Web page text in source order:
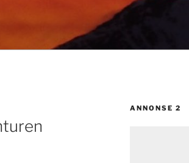
ANNONSE 2